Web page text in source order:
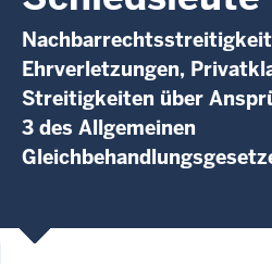
Ehrverletzungen,
Streitigkeiten über
3 des Allgemeinen